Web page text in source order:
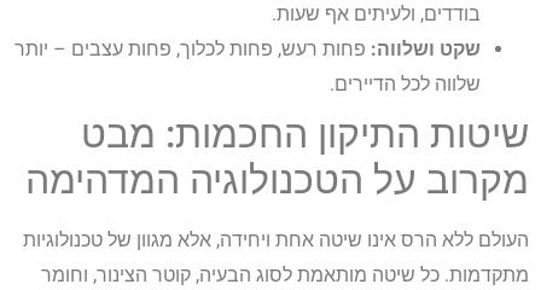
בודדים, ולעיתים אף שעות.
שקט ושלווה: פחות רעש, פחות לכלוך, פחות עצבים – יותר
שלווה לכל הדיירים.
שיטות התיקון החכמות: מבט
מקרוב על הטכנולוגיה המדהימה
העולם ללא הרס אינו שיטה אחת ויחידה, אלא מגוון של טכנולוגיות
מתקדמות. כל שיטה מותאמת לסוג הבעיה, קוטר הצינור, וחומר